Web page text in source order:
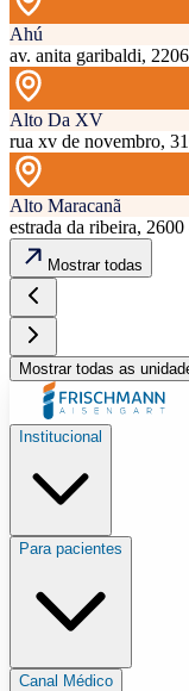
Ahú
av. anita garibaldi,
Alto Da XV
rua xv de novembro,
Alto Maracanã
estrada da ribeira,
Mostrar todas
Mostrar todas as
Institucional
Para pacientes
Canal Médico